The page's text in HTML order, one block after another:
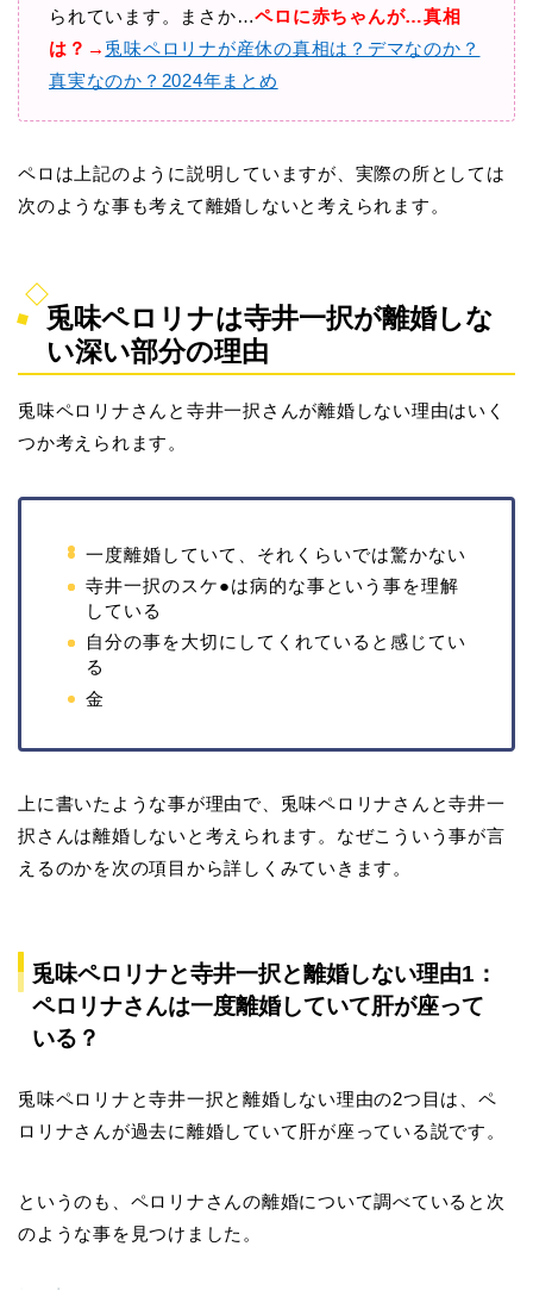
られています。まさか…ペロに赤ちゃんが…真相
は？→ 兎味ペロリナが産休の真相は？デマなのか？
真実なのか？2024年まとめ
ペロは上記のように説明していますが、実際の所としては
次のような事も考えて離婚しないと考えられます。
兎味ペロリナは寺井一択が離婚しな
い深い部分の理由
兎味ペロリナさんと寺井一択さんが離婚しない理由はいく
つか考えられます。
一度離婚していて、それくらいでは驚かない
寺井一択のスケ●は病的な事という事を理解
している
自分の事を大切にしてくれていると感じてい
る
金
上に書いたような事が理由で、兎味ペロリナさんと寺井一
択さんは離婚しないと考えられます。なぜこういう事が言
えるのかを次の項目から詳しくみていきます。
兎味ペロリナと寺井一択と離婚しない理由1：
ペロリナさんは一度離婚していて肝が座って
いる？
兎味ペロリナと寺井一択と離婚しない理由の2つ目は、ペ
ロリナさんが過去に離婚していて肝が座っている説です。
というのも、ペロリナさんの離婚について調べていると次
のような事を見つけました。